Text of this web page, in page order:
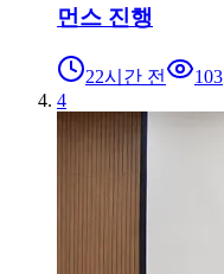
먼스 진행
22시간 전
103
4